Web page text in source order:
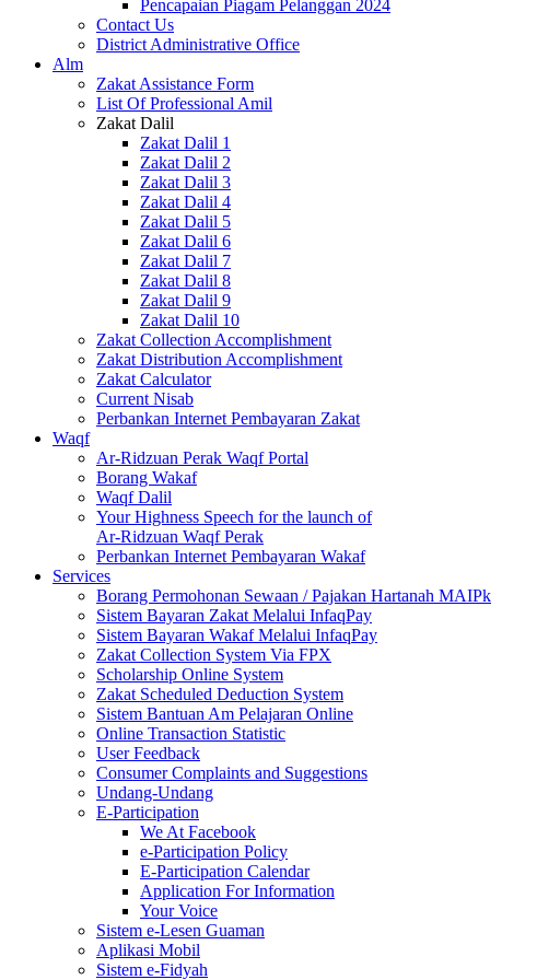
Pencapaian Piagam Pelanggan 2024
Contact Us
District Administrative Office
Alm
Zakat Assistance Form
List Of Professional Amil
Zakat Dalil
Zakat Dalil 1
Zakat Dalil 2
Zakat Dalil 3
Zakat Dalil 4
Zakat Dalil 5
Zakat Dalil 6
Zakat Dalil 7
Zakat Dalil 8
Zakat Dalil 9
Zakat Dalil 10
Zakat Collection Accomplishment
Zakat Distribution Accomplishment
Zakat Calculator
Current Nisab
Perbankan Internet Pembayaran Zakat
Waqf
Ar-Ridzuan Perak Waqf Portal
Borang Wakaf
Waqf Dalil
Your Highness Speech for the launch of
Ar-Ridzuan Waqf Perak
Perbankan Internet Pembayaran Wakaf
Services
Borang Permohonan Sewaan / Pajakan Hartanah MAIPk
Sistem Bayaran Zakat Melalui InfaqPay
Sistem Bayaran Wakaf Melalui InfaqPay
Zakat Collection System Via FPX
Scholarship Online System
Zakat Scheduled Deduction System
Sistem Bantuan Am Pelajaran Online
Online Transaction Statistic
User Feedback
Consumer Complaints and Suggestions
Undang-Undang
E-Participation
We At Facebook
e-Participation Policy
E-Participation Calendar
Application For Information
Your Voice
Sistem e-Lesen Guaman
Aplikasi Mobil
Sistem e-Fidyah